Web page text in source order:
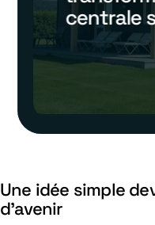
centrale
Une idée simple
d’avenir